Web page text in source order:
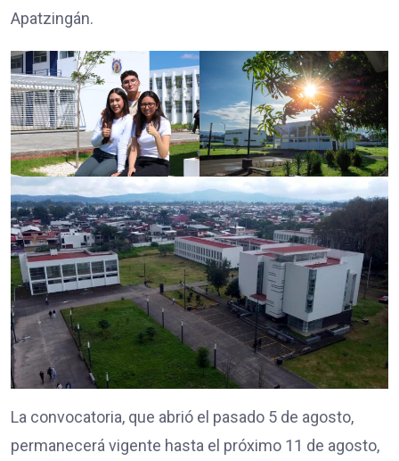
Apatzingán.
La convocatoria, que abrió el pasado 5 de agosto,
permanecerá vigente hasta el próximo 11 de agosto,